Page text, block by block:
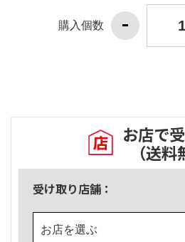
購入個数
お店で
（送料
受け取り店舗：
お店を選ぶ